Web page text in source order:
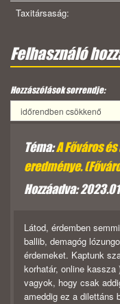
Taxitársaság:
Felhasználó
Hozzászólások sorrendje:
Téma:A Főváros
eredménye.
Hozzáadva:
Látod, érdemben
ballib, demagóg
érdemeket. Kaptunk
korhatár, online
vagyok, hogy csak
ameddig ez a dilettáns